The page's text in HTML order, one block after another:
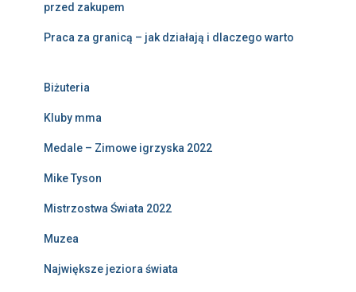
przed zakupem
Praca za granicą – jak działają i dlaczego warto
Biżuteria
Kluby mma
Medale – Zimowe igrzyska 2022
Mike Tyson
Mistrzostwa Świata 2022
Muzea
Największe jeziora świata